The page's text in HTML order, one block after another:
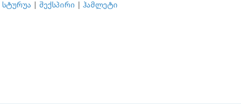
სტურუა შექსპირი ჰამლეტი